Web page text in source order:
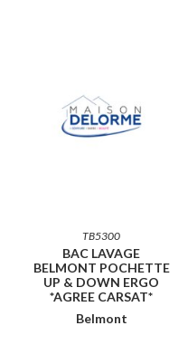
TB5300
BAC LAVAGE
BELMONT POCHETTE
UP & DOWN ERGO
*AGREE CARSAT*
Belmont